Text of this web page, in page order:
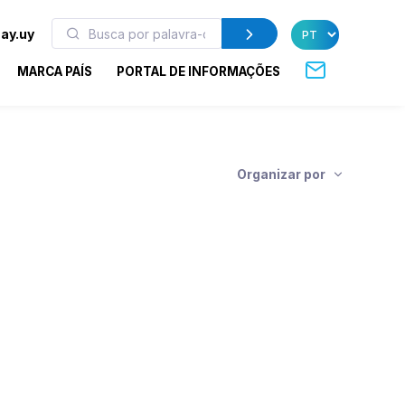
MARCA PAÍS PORTAL DE INFORMAÇÕES
Organizar por